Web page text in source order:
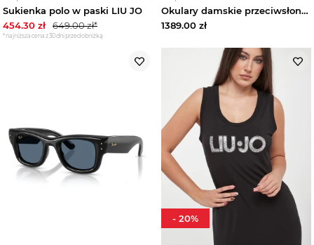
Sukienka polo w paski LIU JO
454.30 zł 649.00zł*
*najniższa cena z 30 dni przed obniżką
Okulary damskie przeciwsłoneczne JIMMY CHOO
1389.00 zł
- 20%